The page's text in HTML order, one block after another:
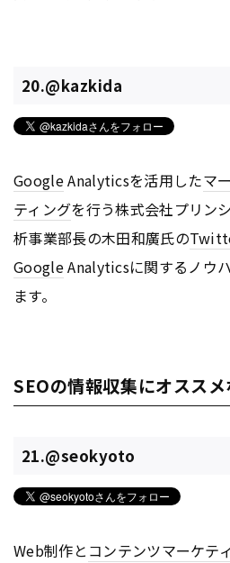
20.@kazkida
GoogleAnalyticsを活用したマ
ティングを行う株式会社プリン
析事業部長の木田和廣氏の
GoogleAnalyticsに関するノウ
ます。
SEOの情報収集にオスス
21.@seokyoto
Web制作と コンテンツマーケテ